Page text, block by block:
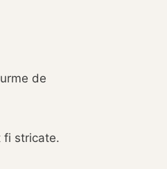
de
fi stricate.